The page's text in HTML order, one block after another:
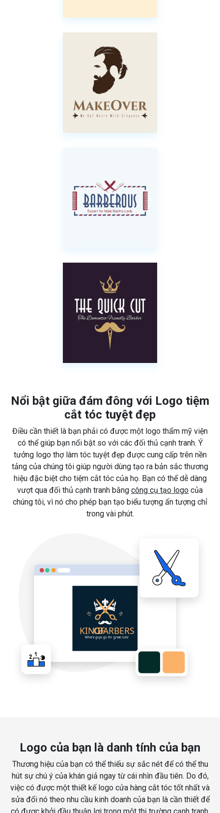
Nổi bật giữa đám đông với Logo tiệm
cắt tóc tuyệt đẹp
Điều cần thiết là bạn phải có được một logo thẩm mỹ viện
có thể giúp bạn nổi bật so với các đối thủ cạnh tranh. Ý
tưởng logo thợ làm tóc tuyệt đẹp được cung cấp trên nền
tảng của chúng tôi giúp người dùng tạo ra bản sắc thương
hiệu đặc biệt cho tiệm cắt tóc của họ. Bạn có thể dễ dàng
vượt qua đối thủ cạnh tranh bằng công cụ tạo logo của
chúng tôi, vì nó cho phép bạn tạo biểu tượng ấn tượng chỉ
trong vài phút.
Logo của bạn là danh tính của bạn
Thương hiệu của bạn có thể thiếu sự sắc nét để có thể thu
hút sự chú ý của khán giả ngay từ cái nhìn đầu tiên. Do đó,
việc có được một thiết kế logo cửa hàng cắt tóc tốt nhất và
sửa đổi nó theo nhu cầu kinh doanh của bạn là cần thiết để